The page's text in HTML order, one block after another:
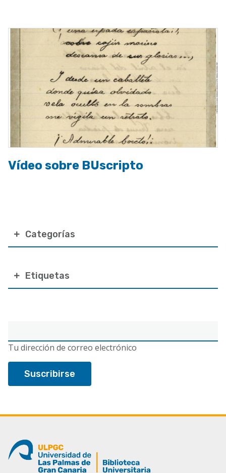
la
navegación
electrónico
Tu dirección de correo electrónico
Categorías
Etiquetas
Vídeo sobre BUscripto